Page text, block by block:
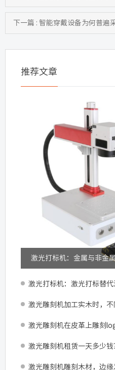
推荐文章
激光打标机：激光打标替
激光雕刻机加工实木时，
激光雕刻机在皮革上雕刻
激光雕刻机租赁一天多少钱
激光雕刻机雕刻木材，边